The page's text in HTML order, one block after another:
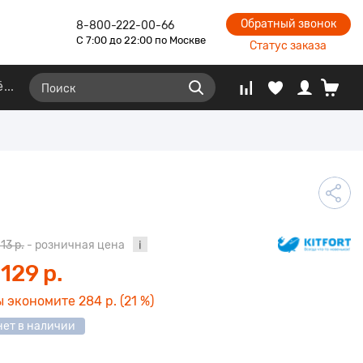
8-800-222-00-66
С 7:00 до 22:00 по Москве
Обратный звонок
Статус заказа
р. - розничная цена
р.
экономите 284 р. (21 %)
в наличии